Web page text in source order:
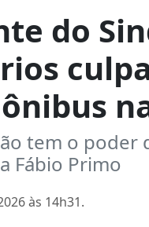
do
tem o poder
Fábio Primo
às 14h31.